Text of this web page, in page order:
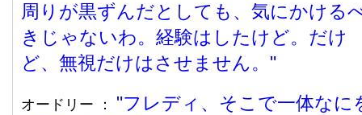
周りが黒ずんだとしても、気にかける
きじゃないわ。経験はしたけど。だけ
ど、無視だけはさせません。
オードリー ：
フレディ、そこで一体なに